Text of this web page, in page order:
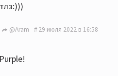
@Aram 29 июля 2022 в 16:58